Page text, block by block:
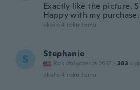
Exactly like the picture.
Happy with my purchase.
około 4 roku temu
S Stephanie
Rok dołączenia 2017 · 383
około 4 roku temu